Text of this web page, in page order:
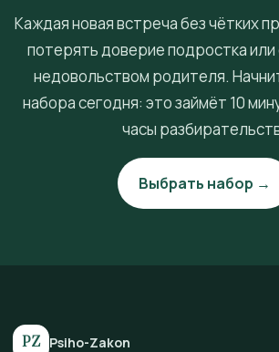
Каждая новая встреча без чётких
потерять доверие подростка или
недовольством родителя.
набора сегодня: это займёт 10
часы
Выбрать набор →
PZ Psiho-Zakon